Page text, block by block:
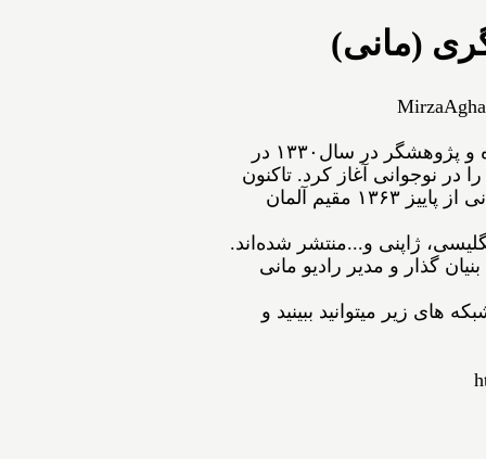
(مانی)
MirzaAgha
ﻣﻴﺮﺯﺍﺁﻗﺎﻋﺴگرﻯ(ﻣﺎﻧﻰ) شاعر، نویسنده و پژوهشگر ﺩﺭ ﺳﺎﻝ۱۳۳۰ در
ﺩﺭ ﻧﻮﺟﻮﺍﻧﻰ ﺁﻏﺎﺯ ﻛﺮﺩ. ﺗﺎﻛﻨﻮﻥ
۵۴ ﺟﻠﺪ ﺍﺯ ﺁﺛﺎﺭﺵ ﺑﻪ ﭼﺎﭖ ﺭﺳﻴﺪه‌اﻧﺪ. مانی از ﭘﺎﻳﻴﺰ ۱۳۶۳ مقیم ﺁﻟﻤﺎﻥ
ژاپنی و...ﻣﻨﺘﺸﺮ ﺷﺪﻩ⁯اند.
گذار و مدیر رادیو مانی
های زیر میتوانید ببینید و